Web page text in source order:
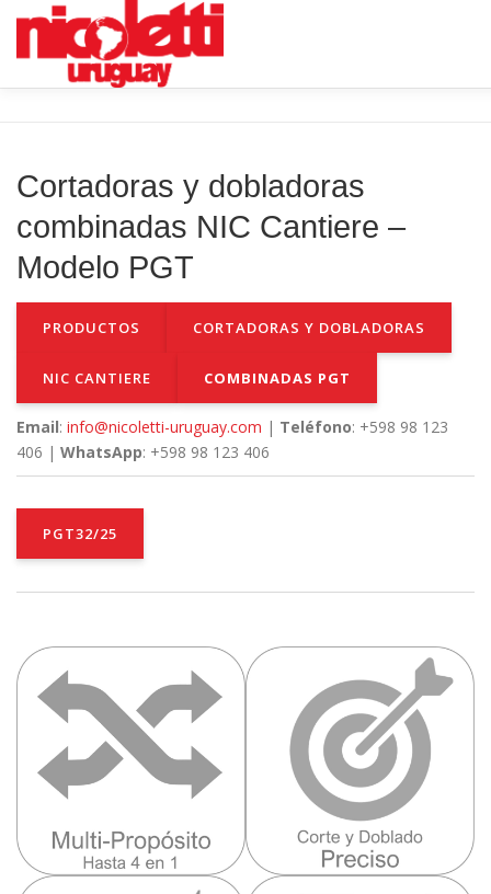
contenido
Cortadoras y dobladoras
combinadas NIC Cantiere –
Modelo PGT
PRODUCTOS CORTADORAS Y DOBLADORAS
NIC CANTIERE COMBINADAS PGT
Email: info@nicoletti-uruguay.com | Teléfono: +598 98 123
406 | WhatsApp: +598 98 123 406
PGT32/25